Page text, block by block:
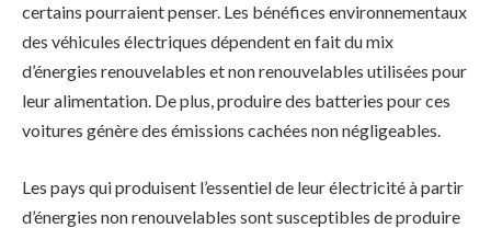
certains pourraient penser. Les bénéfices environnementaux
des véhicules électriques dépendent en fait du mix
d’énergies renouvelables et non renouvelables utilisées pour
leur alimentation. De plus, produire des batteries pour ces
voitures génère des émissions cachées non négligeables.
Les pays qui produisent l’essentiel de leur électricité à partir
d’énergies non renouvelables sont susceptibles de produire